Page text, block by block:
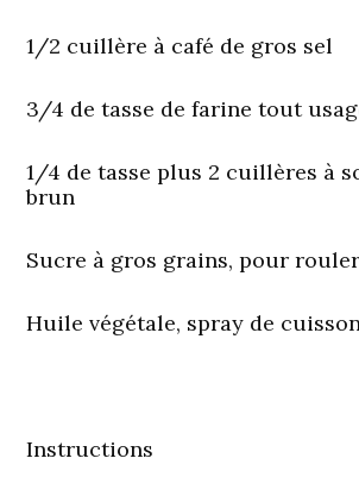
1/2 cuillère à café de gros sel
3/4 de tasse de farine tout
1/4 de tasse plus 2 cuillères à
brun
Sucre à gros grains, pour rouler
Huile végétale, spray de cuisson
Instructions